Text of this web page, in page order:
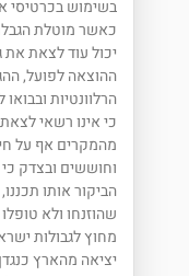
בשימוש בכרטיסי
כאשר מוטלת
יכול עוד לצאת
ההוצאה לפועל,
הרלוונטיות
כי אינו רשאי
מהמקרים אף על
וחוששים ובצדק
הביקור אותו
שהוזנחו ולא
מחוץ לגבולות
יציאה מהארץ